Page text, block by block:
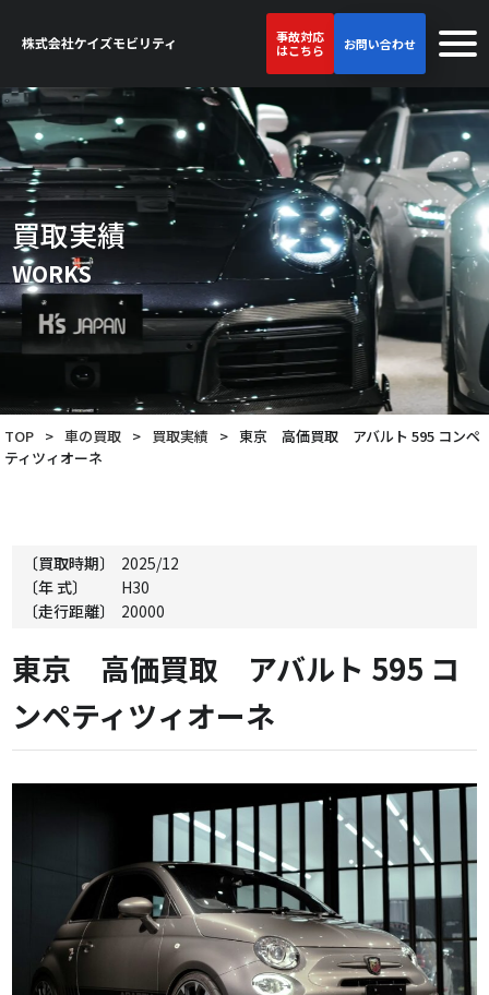
事故対応
はこちら
お問い合わせ
買取実績
WORKS
TOP > 車の買取 > 買取実績 > 東京 高価買取 アバルト 595 コンペ
ティツィオーネ
〔買取時期〕
2025/12
〔年 式〕
H30
〔走行距離〕
20000
東京 高価買取 アバルト 595 コ
ンペティツィオーネ